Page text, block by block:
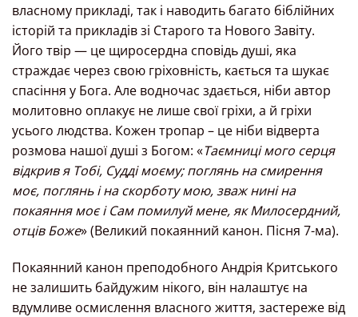
власному прикладі, так і наводить багато біблійних
історій та прикладів зі Старого та Нового Завіту.
Його твір — це щиросердна сповідь душі, яка
страждає через свою гріховність, кається та шукає
спасіння у Бога. Але водночас здається, ніби автор
молитовно оплакує не лише свої гріхи, а й гріхи
усього людства. Кожен тропар – це ніби відверта
розмова нашої душі з Богом: «Таємниці мого серця
відкрив я Тобі, Судді моєму; поглянь на смирення
моє, поглянь і на скорботу мою, зваж нині на
покаяння моє і Сам помилуй мене, як Милосердний,
отців Боже» (Великий покаянний канон. Пісня 7-ма).
Покаянний канон преподобного Андрія Критського
не залишить байдужим нікого, він налаштує на
вдумливе осмислення власного життя, застереже від